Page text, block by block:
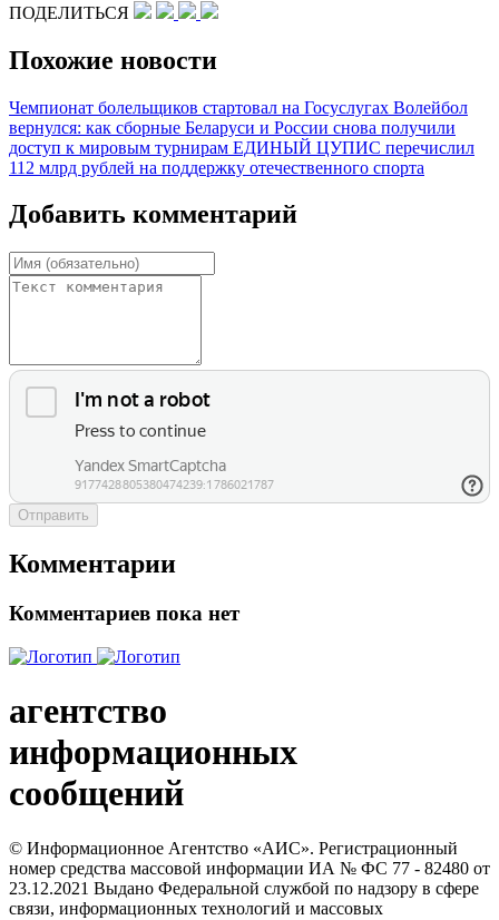
ПОДЕЛИТЬСЯ
Похожие новости
Чемпионат болельщиков стартовал на Госуслугах Волейбол
вернулся: как сборные Беларуси и России снова получили
доступ к мировым турнирам ЕДИНЫЙ ЦУПИС перечислил
112 млрд рублей на поддержку отечественного спорта
Добавить комментарий
Отправить
Комментарии
Комментариев пока нет
агентство
информационных
сообщений
© Информационное Агентство «АИС». Регистрационный
номер средства массовой информации ИА № ФС 77 - 82480 от
23.12.2021 Выдано Федеральной службой по надзору в сфере
связи, информационных технологий и массовых